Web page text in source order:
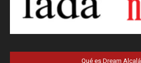
Qué es Dream Alcalá